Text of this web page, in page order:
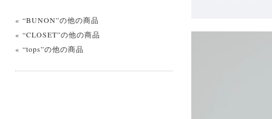
« “BUNON”の他の商品
« “CLOSET”の他の商品
« “tops”の他の商品